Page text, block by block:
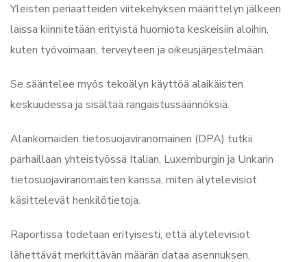
Yleisten periaatteiden viitekehyksen määrittelyn jälkeen
laissa kiinnitetään erityistä huomiota keskeisiin aloihin,
kuten työvoimaan, terveyteen ja oikeusjärjestelmään.
Se sääntelee myös tekoälyn käyttöä alaikäisten
keskuudessa ja sisältää rangaistussäännöksiä.
Alankomaiden tietosuojaviranomainen (DPA) tutkii
parhaillaan yhteistyössä Italian, Luxemburgin ja Unkarin
tietosuojaviranomaisten kanssa, miten älytelevisiot
käsittelevät henkilötietoja.
Raportissa todetaan erityisesti, että älytelevisiot
lähettävät merkittävän määrän dataa asennuksen,